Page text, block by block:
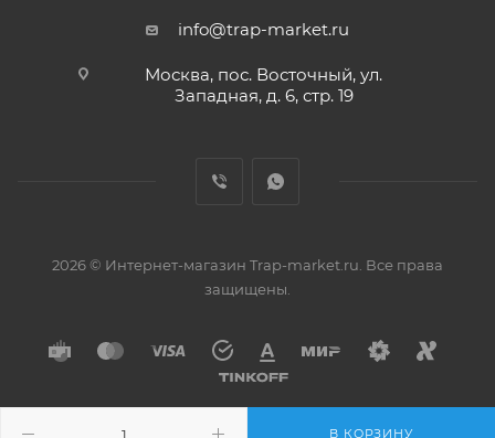
В КОРЗИНУ
info@trap-market.ru
Москва, пос. Восточный, ул.
Западная, д. 6, стр. 19
2026 © Интернет-магазин Trap-market.ru. Все права
защищены.